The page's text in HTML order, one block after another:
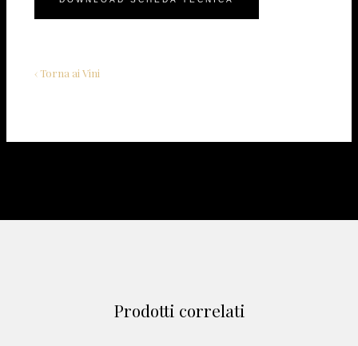
‹ Torna ai Vini
Prodotti correlati